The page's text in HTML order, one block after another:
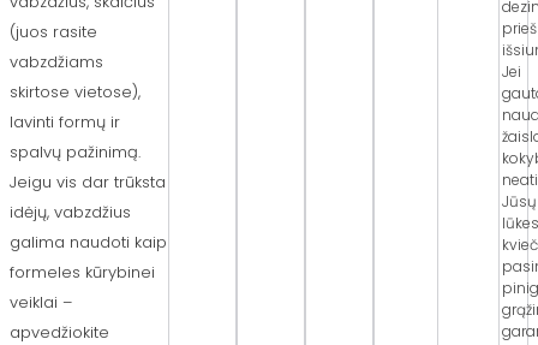
(juos rasite
vabzdžiams
skirtose vietose),
lavinti formų ir
spalvų pažinimą.
Jeigu vis dar trūksta
idėjų, vabzdžius
galima naudoti kaip
formeles kūrybinei
veiklai –
apvedžiokite
prieš
Jei
Jūsų